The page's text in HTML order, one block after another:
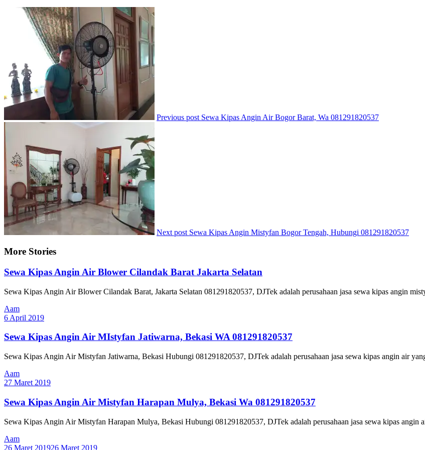
Previous post Sewa Kipas Angin Air Bogor Barat, Wa 081291820537
Next post Sewa Kipas Angin Mistyfan Bogor Tengah, Hubungi 081291820537
More Stories
Sewa Kipas Angin Air Blower Cilandak Barat Jakarta Selatan
Sewa Kipas Angin Air Blower Cilandak Barat, Jakarta Selatan 081291820537, DJTek adalah perusahaan jasa sewa kipas angin
Aam
6 April 2019
Sewa Kipas Angin Air MIstyfan Jatiwarna, Bekasi WA 081291820537
Sewa Kipas Angin Air Mistyfan Jatiwarna, Bekasi Hubungi 081291820537, DJTek adalah perusahaan jasa sewa kipas angin air
Aam
27 Maret 2019
Sewa Kipas Angin Air Mistyfan Harapan Mulya, Bekasi Wa 081291820537
Sewa Kipas Angin Air Mistyfan Harapan Mulya, Bekasi Hubungi 081291820537, DJTek adalah perusahaan jasa sewa kipas angin
Aam
26 Maret 201926 Maret 2019